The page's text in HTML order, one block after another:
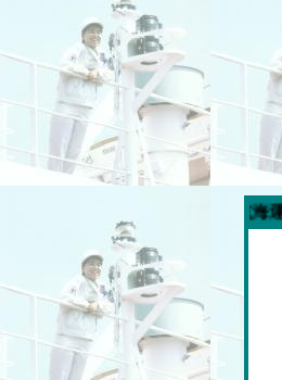
今週の「内航海運新聞」広告ス